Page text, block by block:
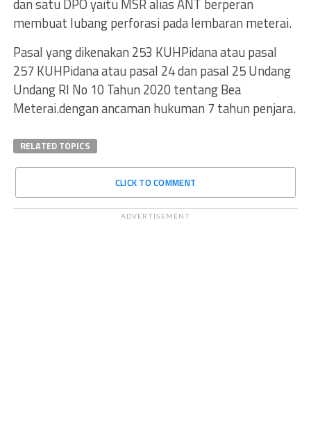
membuat lubang perforasi pada lembaran meterai.
Pasal yang dikenakan 253 KUHPidana atau pasal
257 KUHPidana atau pasal 24 dan pasal 25 Undang
Undang RI No 10 Tahun 2020 tentang Bea
Meterai.dengan ancaman hukuman 7 tahun penjara.
RELATED TOPICS
CLICK TO COMMENT
ADVERTISEMENT